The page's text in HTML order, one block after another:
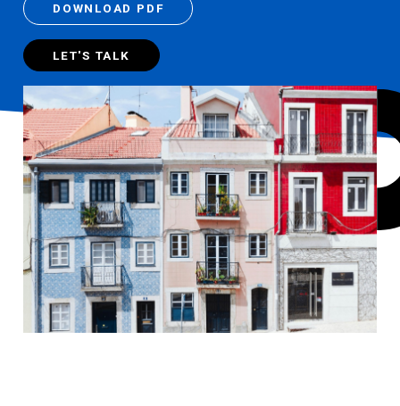
DOWNLOAD PDF
LET'S TALK